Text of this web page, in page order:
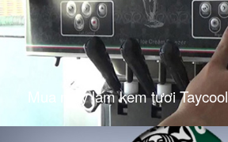
Mua máy làm kem tươi Taycool